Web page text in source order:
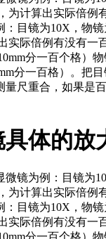
为计算出实际倍例
：目镜为10X，物
实际倍例有没有一
分一百个格）
分一百格）。把
量尺重合，如果是
体的放
微镜为例：目镜为
为计算出实际倍例
：目镜为10X，物
实际倍例有没有一
分一百个格）